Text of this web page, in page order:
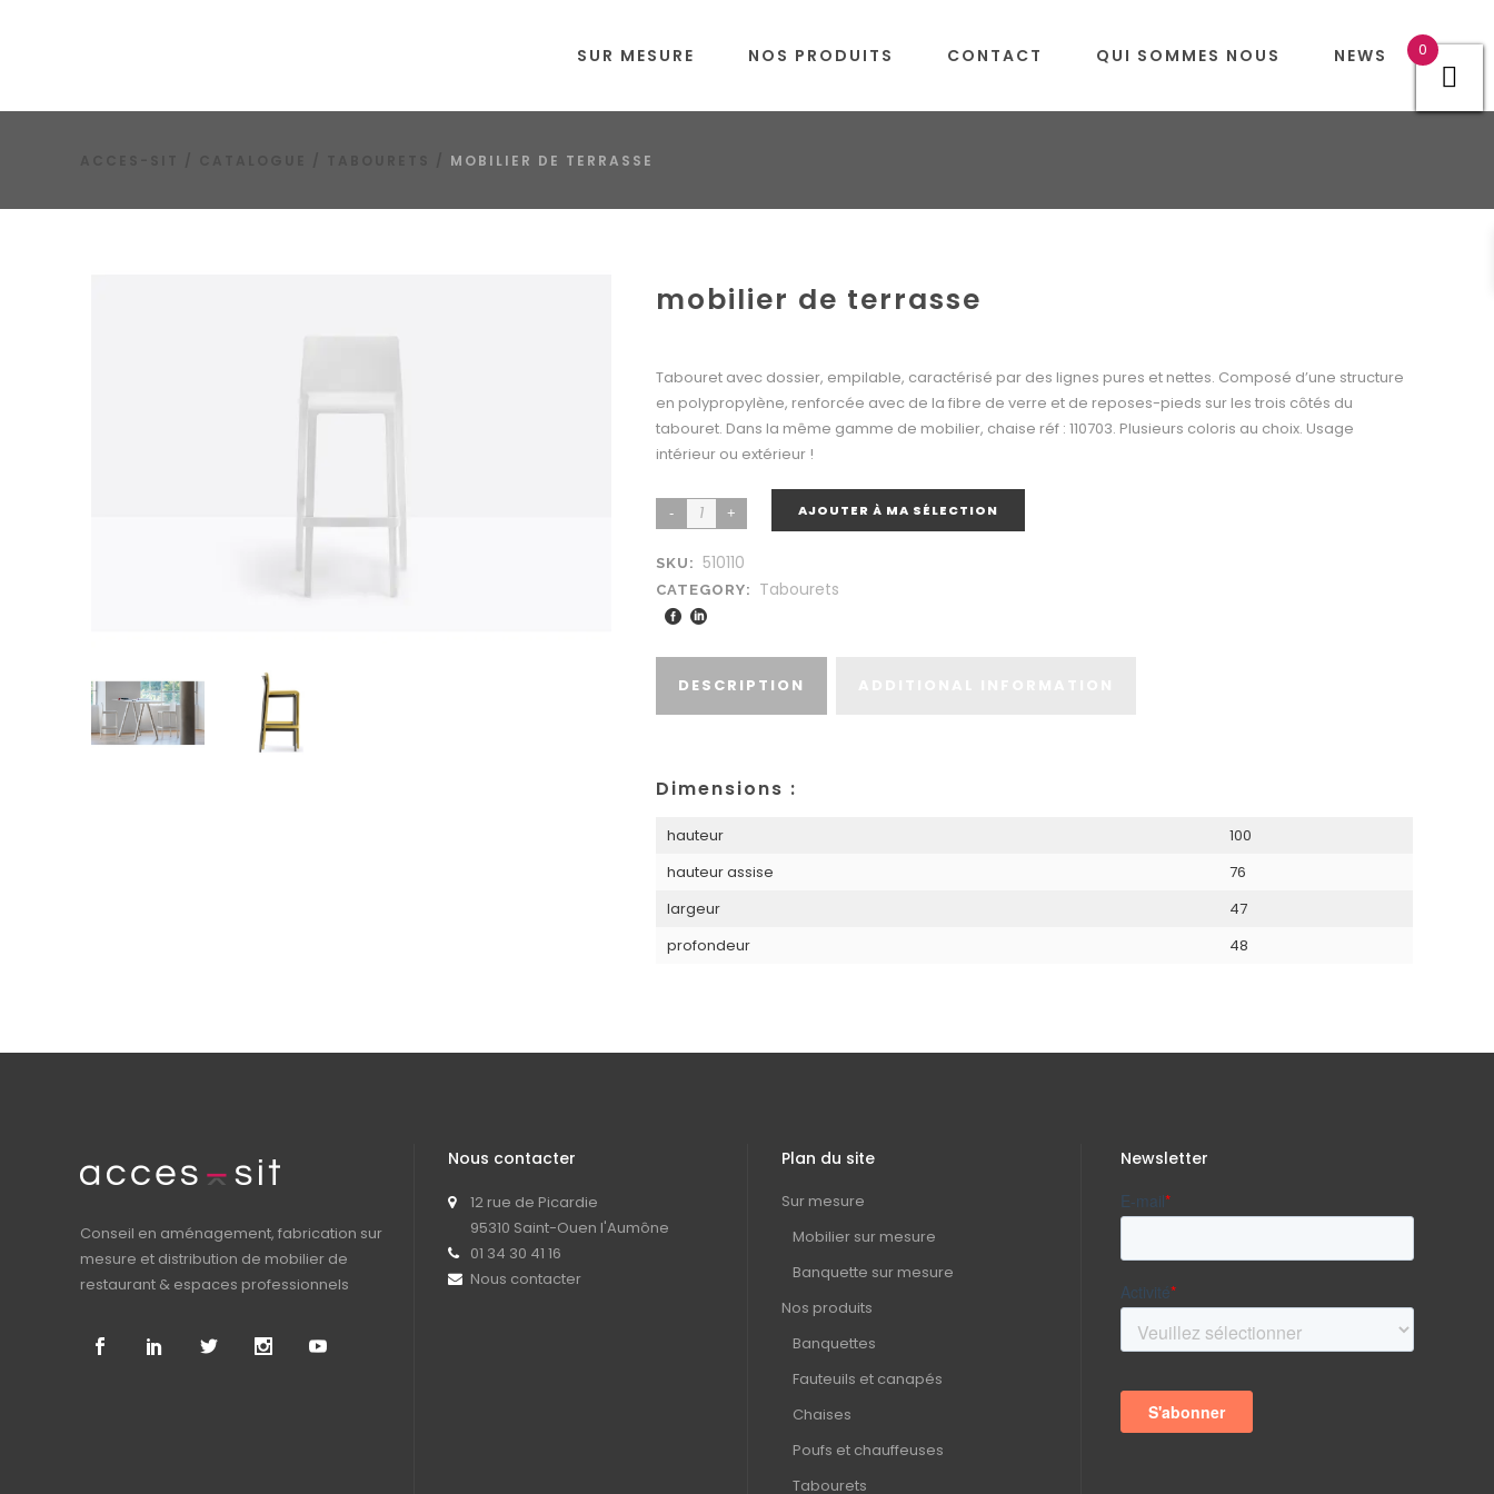
SUR MESURE NOS PRODUITS CONTACT QUI SOMMES NOUS NEWS
MOBILIER DE TERRASSE
mobilier de terrasse
Tabouret avec dossier, empilable, caractérisé par des lignes pures et nettes. Composé d’une structure
en polypropylène, renforcée avec de la fibre de verre et de reposes-pieds sur les trois côtés du
tabouret. Dans la même gamme de mobilier, chaise réf : 110703. Plusieurs coloris au choix. Usage
intérieur ou extérieur !
AJOUTER À MA SÉLECTION
SKU: 510110
CATEGORY: Tabourets
DESCRIPTION
Dimensions :
hauteur
100
hauteur assise
76
largeur
47
profondeur
48
Conseil en aménagement, fabrication sur
mesure et distribution de mobilier de
restaurant & espaces professionnels
Nous contacter
12 rue de Picardie
95310 Saint-Ouen l'Aumône
01 34 30 41 16
Nous contacter
Plan du site
Sur mesure
Mobilier sur mesure
Banquette sur mesure
Nos produits
Banquettes
Fauteuils et canapés
Chaises
Poufs et chauffeuses
Tabourets
Newsletter
0